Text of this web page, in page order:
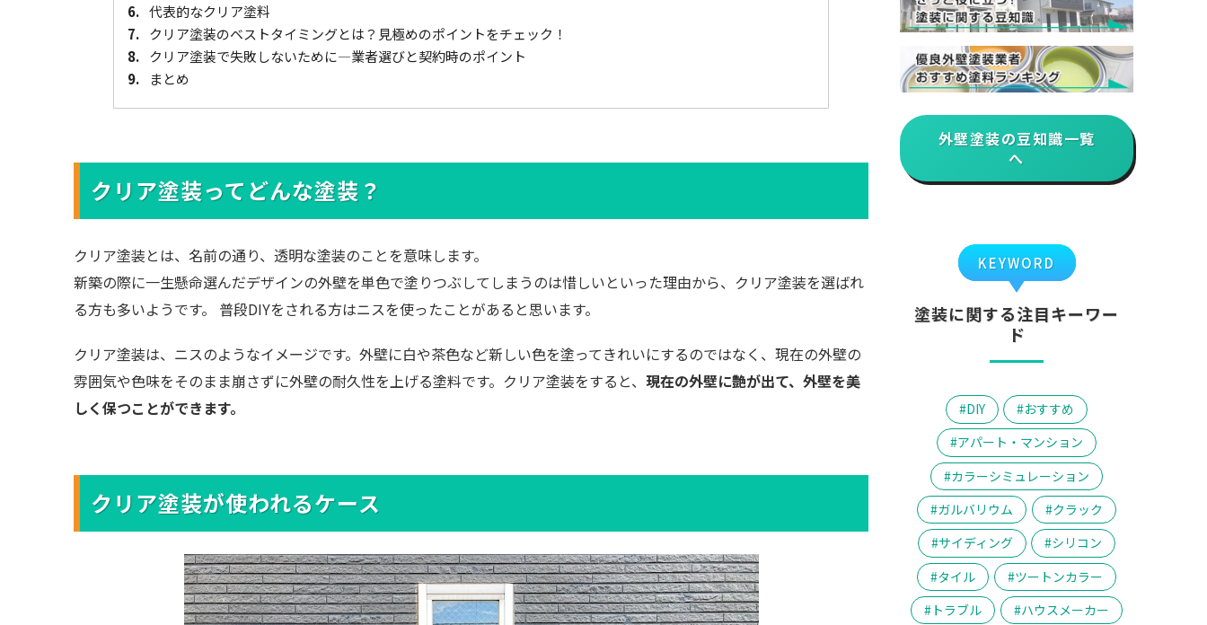
6. 代表的なクリア塗料
7.
クリア塗装のベストタイミングとは？見極めのポイントをチェック！
8.
クリア塗装で失敗しないために―業者選びと契約時のポイント
9.
まとめ
クリア塗装ってどんな塗装？
クリア塗装とは、名前の通り、透明な塗装のことを意味します。
新築の際に一生懸命選んだデザインの外壁を単色で塗りつぶしてしまうのは惜しいといった理由から、クリア塗装を選ばれ
る方も多いようです。 普段DIYをされる方はニスを使ったことがあると思います。
クリア塗装は、ニスのようなイメージです。外壁に白や茶色など新しい色を塗ってきれいにするのではなく、現在の外壁の
雰囲気や色味をそのまま崩さずに外壁の耐久性を上げる塗料です。クリア塗装をすると、現在の外壁に艶が出て、外壁を美
しく保つことができます。
クリア塗装が使われるケース
外壁塗装の豆知識一覧
へ
KEYWORD
塗装に関する注目キーワー
ド
DIY
おすすめ
アパート・マンション
カラーシミュレーション
ガルバリウム
クラック
サイディング
シリコン
タイル
ツートンカラー
トラブル
ハウスメーカー